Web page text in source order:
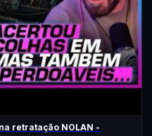
retratação NOLAN -